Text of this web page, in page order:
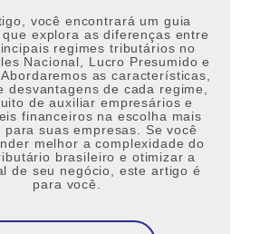
você encontrará um guia
explora as diferenças entre
regimes tributários no
Nacional, Lucro Presumido e
as características,
desvantagens de cada regime,
de auxiliar empresários e
financeiros na escolha mais
para suas empresas. Se você
melhor a complexidade do
brasileiro e otimizar a
de seu negócio, este artigo é
para você.